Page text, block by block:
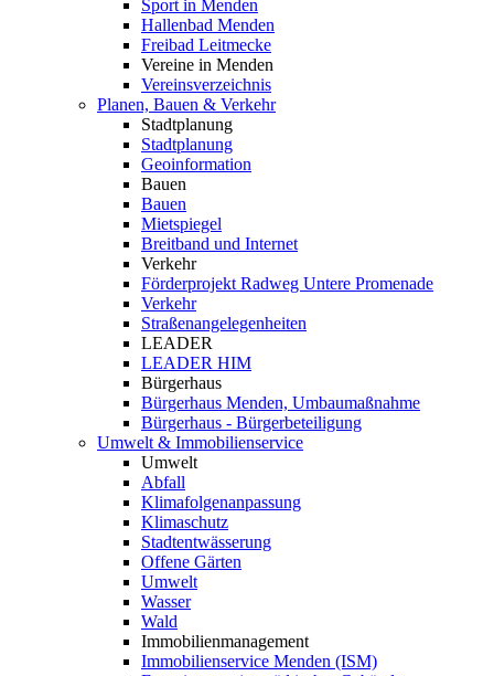
Sport in Menden
Hallenbad Menden
Freibad Leitmecke
Vereine in Menden
Vereinsverzeichnis
Planen, Bauen & Verkehr
Stadtplanung
Stadtplanung
Geoinformation
Bauen
Bauen
Mietspiegel
Breitband und Internet
Verkehr
Förderprojekt Radweg Untere Promenade
Verkehr
Straßenangelegenheiten
LEADER
LEADER HIM
Bürgerhaus
Bürgerhaus Menden, Umbaumaßnahme
Bürgerhaus - Bürgerbeteiligung
Umwelt & Immobilienservice
Umwelt
Abfall
Klimafolgenanpassung
Klimaschutz
Stadtentwässerung
Offene Gärten
Umwelt
Wasser
Wald
Immobilienmanagement
Immobilienservice Menden (ISM)